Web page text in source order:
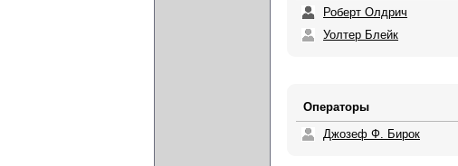
Роберт Олдрич
Уолтер Блейк
Операторы
Джозеф Ф. Бирок